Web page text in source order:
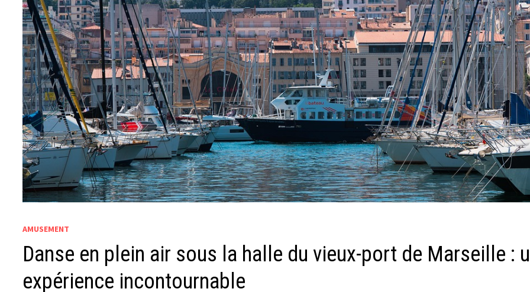
AMUSEMENT
Danse en plein air sous la halle du vieux-port de Marseille :
expérience incontournable